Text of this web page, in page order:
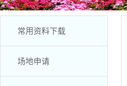
常用资料下载
场地申请